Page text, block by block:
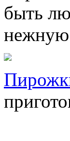
быть
нежную